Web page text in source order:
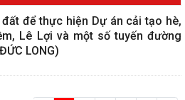
đất để thực hiện Dự án cải tạo hè,
Lê Lợi và một số tuyến đường
LONG)